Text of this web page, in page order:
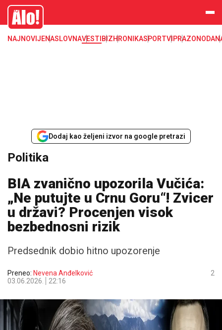
Alo
NAJNOVIJENASLOVNAVESTI BIZHRONIKASPORTVIPRAZONODA
Dodaj kao željeni izvor na google pretrazi
Politika
BIA zvanično upozorila Vučića:
„Ne putujte u Crnu Goru“! Zvicer
u državi? Procenjen visok
bezbednosni rizik
Predsednik dobio hitno upozorenje
Preneo: Nevena Anđelković
03.06.2026.
22:16
2